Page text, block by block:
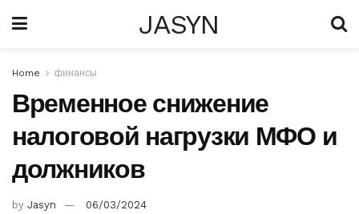
JASYN
Home финансы
Временное снижение
налоговой нагрузки МФО и
должников
by Jasyn 06/03/2024